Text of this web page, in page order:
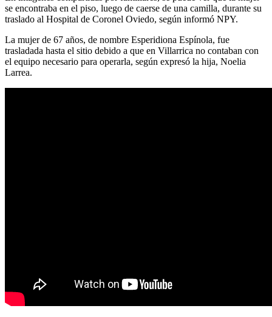
se encontraba en el piso, luego de caerse de una camilla, durante su
traslado al Hospital de Coronel Oviedo, según informó NPY.
La mujer de 67 años, de nombre Esperidiona Espínola, fue
trasladada hasta el sitio debido a que en Villarrica no contaban con
el equipo necesario para operarla, según expresó la hija, Noelia
Larrea.